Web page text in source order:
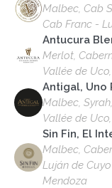
Malbec, Cab
Cab Franc -
Antucura
Merlot,
Vallée de
Antigal, Uno
Malbec,
Vallée de
Sin Fin, El
Malbec,
Luján de
Mendoza